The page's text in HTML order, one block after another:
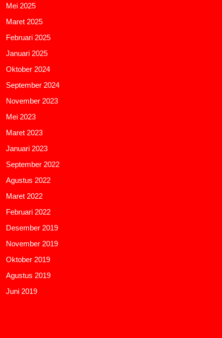
Mei 2025
Maret 2025
Februari 2025
Januari 2025
Oktober 2024
September 2024
November 2023
Mei 2023
Maret 2023
Januari 2023
September 2022
Agustus 2022
Maret 2022
Februari 2022
Desember 2019
November 2019
Oktober 2019
Agustus 2019
Juni 2019